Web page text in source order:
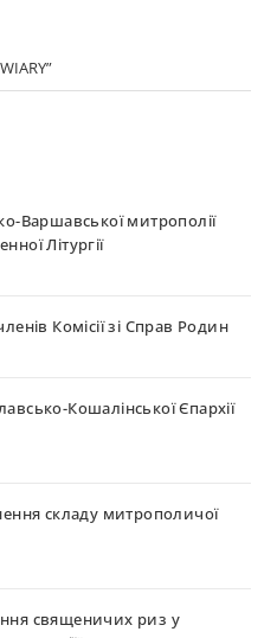
Варшавської митрополії
Літургії
Комісії зі Справ Родин
Кошалінської Єпархії
складу митрополичої
священичих риз у